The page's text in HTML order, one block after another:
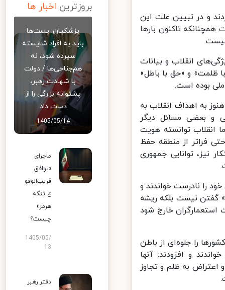
و در تبیین علت این
تاکنون بارها
انقلاب و بیانات
ظلمت» و «حق با باطل»
بوده است.
به اهداف انقلاب به
و بعضی مسائل دیگر
انقلاب توانسته هویت
فراتر از منطقه حفظ
توانایی جمهوری
را نادرست خواندند و
گفتن نیست بلکه ریشه
خارج شود
را جلوه‌ای از باطن
و افزودند: آنها
به ظلم و تجاوز
بروزترین اخبار ها
پزشکیان: پست‌ها
باید به افراد شایسته
سپرده شود، نه
هم‌جناحی‌ها / دولت
با شهادت رهبر،
پشتوانه بزرگی را از
دست داد
1405/05/14
ماجرای
«توافق
قریب‌الوقو
ع تنگه
هرمز»
چیست؟
1405/05/
13
دفتر رهبر